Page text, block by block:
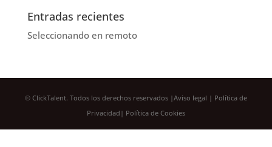
Entradas recientes
Seleccionando en remoto
© ClickTalent. Todos los derechos reservados |Aviso legal | Política de
Privacidad | Política de Cookies